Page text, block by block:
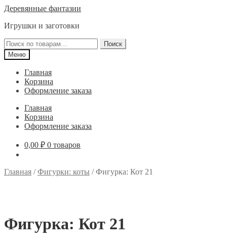
Перейти
навигации
Перейти
содержимому
Деревянные фантазии
Игрушки и заготовки
Искать:
Поиск
Меню
Главная
Корзина
Оформление заказа
Главная
Корзина
Оформление заказа
0,00 ₽ 0 товаров
Главная /Фигурки: коты /Фигурка: Кот 21
Фигурка: Кот 21